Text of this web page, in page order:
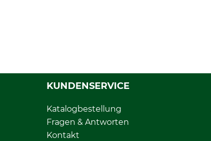
KUNDENSERVICE
Katalogbestellung
Fragen & Antworten
Kontakt